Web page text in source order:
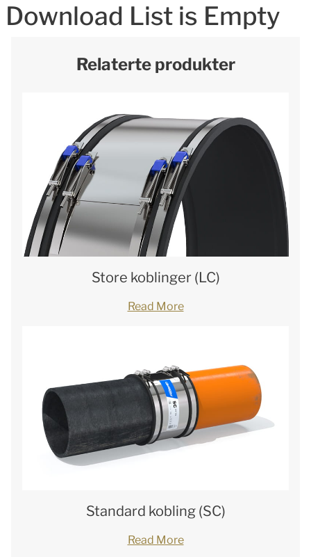
Download List is Empty
Relaterte produkter
Store koblinger (LC)
Read More
Standard kobling (SC)
Read More